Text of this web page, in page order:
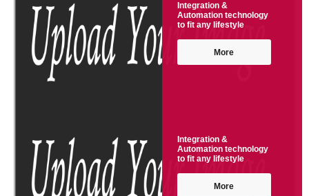
Integration &
Automation technology
to fit any lifestyle
More
Integration &
Automation technology
to fit any lifestyle
More